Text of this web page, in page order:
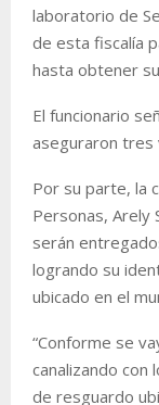
laboratorio de
de esta fiscalía
hasta obtener
El funcionario
aseguraron tres
Por su parte, la
Personas, Arely
serán
logrando su
ubicado en el
“Conforme se
canalizando
de resguardo